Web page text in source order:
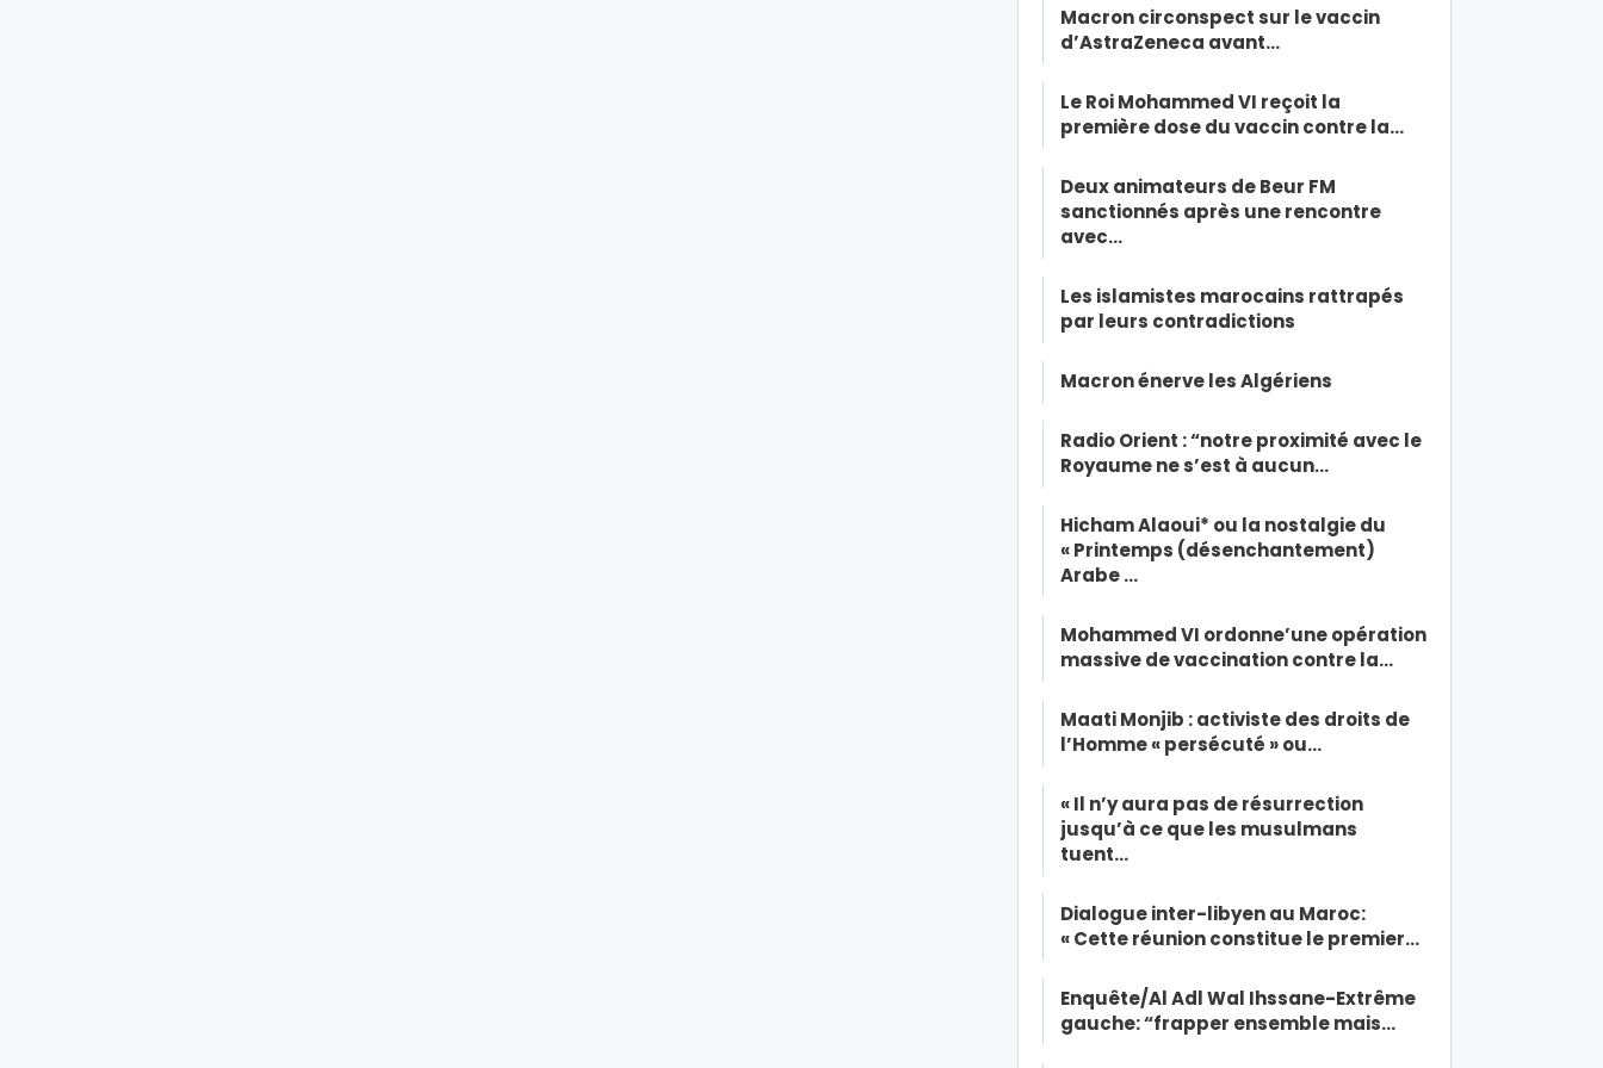
Macron circonspect sur le vaccin
d’AstraZeneca avant…
Le Roi Mohammed VI reçoit la
première dose du vaccin contre la…
Deux animateurs de Beur FM
sanctionnés après une rencontre
avec…
Les islamistes marocains rattrapés
par leurs contradictions
Macron énerve les Algériens
Radio Orient : “notre proximité avec le
Royaume ne s’est à aucun…
Hicham Alaoui* ou la nostalgie du
« Printemps (désenchantement)
Arabe …
Mohammed VI ordonne’une opération
massive de vaccination contre la…
Maati Monjib : activiste des droits de
l’Homme « persécuté » ou…
« Il n’y aura pas de résurrection
jusqu’à ce que les musulmans
tuent…
Dialogue inter-libyen au Maroc:
« Cette réunion constitue le premier…
Enquête/Al Adl Wal Ihssane-Extrême
gauche: “frapper ensemble mais…